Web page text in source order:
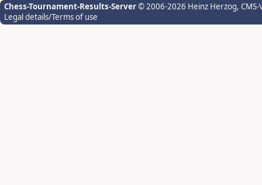
Chess-Tournament-Results-Server© 2006-2026 Heinz Herzog,
Legal details/Terms of use